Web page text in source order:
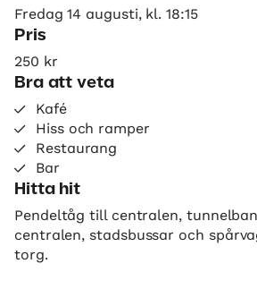
Fredag 14 augusti, kl. 18:15
Pris
250 kr
Bra att veta
Kafé
Hiss och ramper
Restaurang
Bar
Hitta hit
Pendeltåg till centralen,
centralen, stadsbussar och
torg.